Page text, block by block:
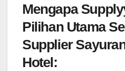
Mengapa
Pilihan Utama
Supplier
Hotel: